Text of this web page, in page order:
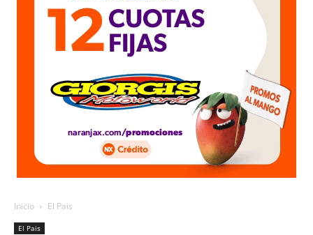
Inicio El Pais
El Pais